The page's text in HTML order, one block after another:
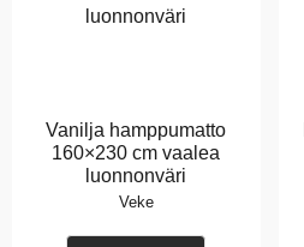
Vanilja hamppumatto
160×230 cm vaalea
luonnonväri
Veke